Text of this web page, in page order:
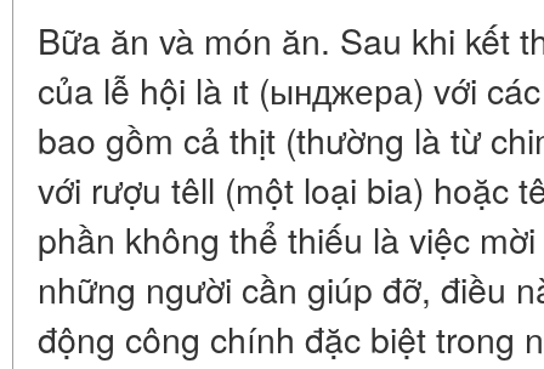
Bữa ăn và món ăn. Sau khi kết
của lễ hội là ıt (ынджера) với
bao gồm cả thịt (thường là từ
với rượu têll (một loại bia) hoặc
phần không thể thiếu là việc
những người cần giúp đỡ, điều
động công chính đặc biệt trong